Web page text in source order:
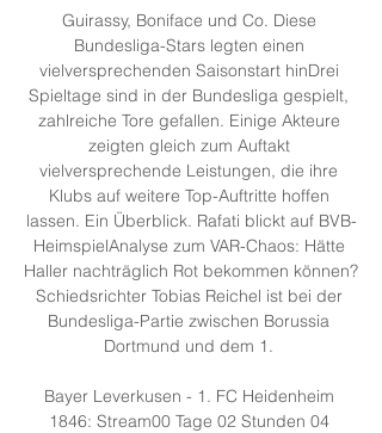
Guirassy, Boniface und Co. Diese
Bundesliga-Stars legten einen
vielversprechenden Saisonstart hinDrei
Spieltage sind in der Bundesliga gespielt,
zahlreiche Tore gefallen. Einige Akteure
zeigten gleich zum Auftakt
vielversprechende Leistungen, die ihre
Klubs auf weitere Top-Auftritte hoffen
lassen. Ein Überblick. Rafati blickt auf BVB-
HeimspielAnalyse zum VAR-Chaos: Hätte
Haller nachträglich Rot bekommen können?
Schiedsrichter Tobias Reichel ist bei der
Bundesliga-Partie zwischen Borussia
Dortmund und dem 1.
Bayer Leverkusen - 1. FC Heidenheim
1846: Stream00 Tage 02 Stunden 04